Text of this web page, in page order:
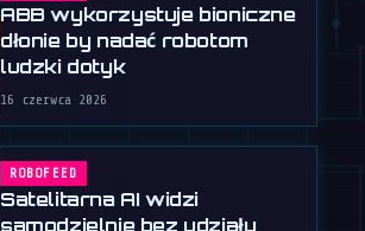
ABB wykorzystuje bioniczne
dłonie by nadać robotom
ludzki dotyk
16 czerwca 2026
ROBOFEED
Satelitarna AI widzi
samodzielnie bez udziału